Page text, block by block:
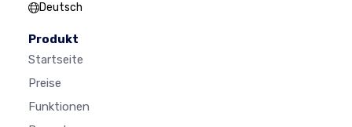
Deutsch
Produkt
Startseite
Preise
Funktionen